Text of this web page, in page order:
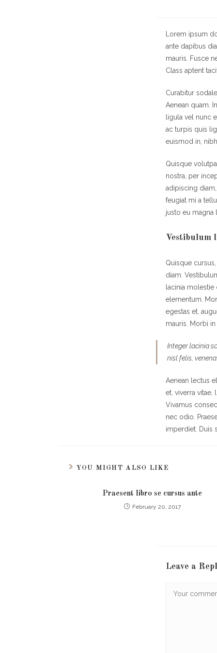
Lorem ipsum
ante dapibus
mauris. Fusce
Class aptent
Curabitur
Aenean quam.
ligula vel nunc
ac turpis quis
euismod in, nibh.
Quisque
nostra, per
adipiscing
feugiat mi a
justo eu magna
Vestibulum
Quisque
diam.
lacinia
elementum.
egestas et,
mauris. Morbi
Integer lacinia
nisl felis,
Aenean lectus
et, viverra
Vivamus
nec odio.
imperdiet. Duis
YOU MIGHT ALSO LIKE
Praesent libro se cursus ante
February 20, 2017
Leave a